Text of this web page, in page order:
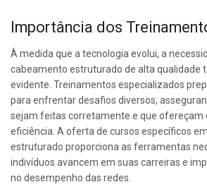
Importância dos
À medida que a tecnologia evolui, a
cabeamento estruturado de alta qualidade
evidente. Treinamentos especializados
para enfrentar desafios diversos,
sejam feitas corretamente e que ofereçam
eficiência. A oferta de cursos específicos
estruturado proporciona as ferramentas
indivíduos avancem em suas carreiras e
no desempenho das redes.